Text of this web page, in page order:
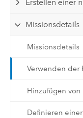
Erstellen einer
Missionsdetails
Missionsdetails
Verwenden der
Hinzufügen
Definieren